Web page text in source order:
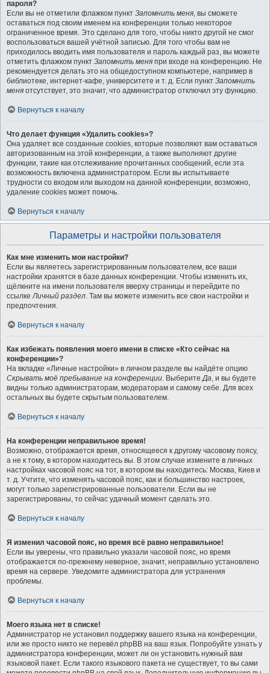
пароля?
Если вы не отметили флажком пункт Запомнить меня, вы сможете
оставаться под своим именем на конференции только некоторое
ограниченное время. Это сделано для того, чтобы никто другой не смог
воспользоваться вашей учётной записью. Для того чтобы вам не
приходилось вводить имя пользователя и пароль каждый раз, вы можете
отметить флажком пункт Запомнить меня при входе на конференцию. Не
рекомендуется делать это на общедоступном компьютере, например в
библиотеке, интернет-кафе, университете и т. д. Если пункт Запомнить
меня отсутствует, это значит, что администратор отключил эту функцию.
Вернуться к началу
Что делает функция «Удалить cookies»?
Она удаляет все созданные cookies, которые позволяют вам оставаться
авторизованным на этой конференции, а также выполняют другие
функции, такие как отслеживание прочитанных сообщений, если эта
возможность включена администратором. Если вы испытываете
трудности со входом или выходом на данной конференции, возможно,
удаление cookies может помочь.
Вернуться к началу
Параметры и настройки пользователя
Как мне изменить мои настройки?
Если вы являетесь зарегистрированным пользователем, все ваши
настройки хранятся в базе данных конференции. Чтобы изменить их,
щёлкните на имени пользователя вверху страницы и перейдите по
ссылкеЛичный раздел. Там вы можете изменить все свои настройки и
предпочтения.
Вернуться к началу
Как избежать появления моего имени в списке «Кто сейчас на
конференции»?
На вкладке «Личные настройки» в личном разделе вы найдёте опцию
Скрывать моё пребывание на конференции. ВыберитеДа, и вы будете
видны только администраторам, модераторам и самому себе. Для всех
остальных вы будете скрытым пользователем.
Вернуться к началу
На конференции неправильное время!
Возможно, отображается время, относящееся к другому часовому поясу,
а не к тому, в котором находитесь вы. В этом случае измените в личных
настройках часовой пояс на тот, в котором вы находитесь: Москва, Киев и
т. д. Учтите, что изменять часовой пояс, как и большинство настроек,
могут только зарегистрированные пользователи. Если вы не
зарегистрированы, то сейчас удачный момент сделать это.
Вернуться к началу
Я изменил часовой пояс, но время всё равно неправильное!
Если вы уверены, что правильно указали часовой пояс, но время
отображается по-прежнему неверное, значит, неправильно установлено
время на сервере. Уведомите администратора для устранения
проблемы.
Вернуться к началу
Моего языка нет в списке!
Администратор не установил поддержку вашего языка на конференции,
или же просто никто не перевёл phpBB на ваш язык. Попробуйте узнать у
администратора конференции, может ли он установить нужный вам
языковой пакет. Если такого языкового пакета не существует, то вы сами